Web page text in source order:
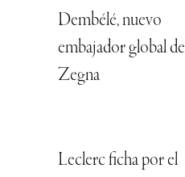
Dembélé, nuevo
embajador global de
Zegna
Leclerc ficha por el